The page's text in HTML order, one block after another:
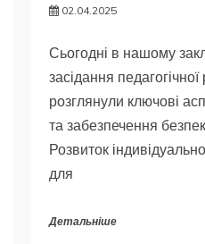
02.04.2025
Сьогодні в нашому
засідання
розглянули ключові
та забезпечення
Розвиток
для
Детальніше